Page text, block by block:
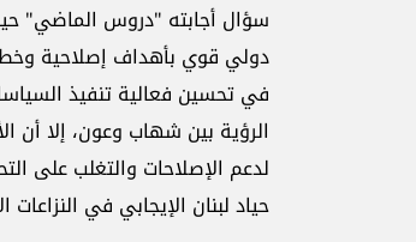
سؤال أجابته "دروس الماضي"
دولي قوي بأهداف إصلاحية وخطط
في تحسين فعالية تنفيذ
الرؤية بين شهاب وعون، إلا أن
لدعم الإصلاحات والتغلب على
حياد لبنان الإيجابي في النزاعات